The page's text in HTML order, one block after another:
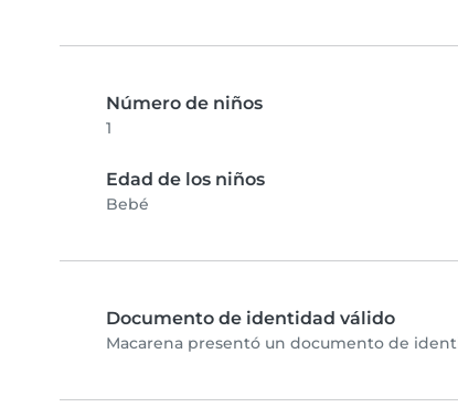
Número de niños
1
Edad de los niños
Bebé
Documento de identidad válido
Macarena presentó un documento de